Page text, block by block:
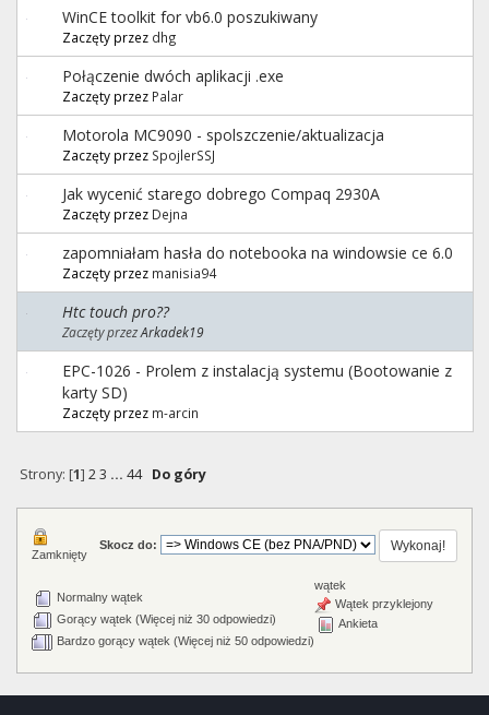
WinCE toolkit for vb6.0 poszukiwany
Zaczęty przez dhg
Połączenie dwóch aplikacji .exe
Zaczęty przez Palar
Motorola MC9090 - spolszczenie/aktualizacja
Zaczęty przez SpojlerSSJ
Jak wycenić starego dobrego Compaq 2930A
Zaczęty przez Dejna
zapomniałam hasła do notebooka na windowsie ce 6.0
Zaczęty przez manisia94
Htc touch pro??
Zaczęty przezArkadek19
EPC-1026 - Prolem z instalacją systemu (Bootowanie z
karty SD)
Zaczęty przez m-arcin
Strony: [1] 2 3 ... 44 Do góry
Skocz do:
Normalny wątek
Gorący wątek (Więcej niż 30 odpowiedzi)
Bardzo gorący wątek (Więcej niż 50 odpowiedzi)
Zamknięty
wątek
Wątek przyklejony
Ankieta